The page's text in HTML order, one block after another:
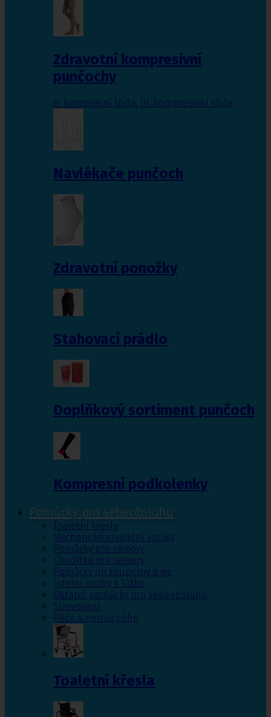
Zdravotní kompresivní
punčochy
II. kompresní třída III. kompresivní třída
Navlékače punčoch
Zdravotní ponožky
Stahovací prádlo
Doplňkový sortiment punčoch
Kompresní podkolenky
Pomůcky pro sebeobsluhu
Toaletní křesla
Mechanické invalidní vozíky
Pomůcky pro seniory
Chodítka pro seniory
Pomůcky do koupelny a wc
Jídelní stolky k lůžku
Ostatní pomůcky pro sebeobsluhu
Stravování
Péče o nemocného
Toaletní křesla